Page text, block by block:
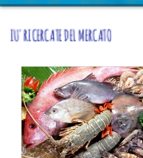
DEL MERCATO
DOMICILIO, TI PORTIAMO LA SPESA